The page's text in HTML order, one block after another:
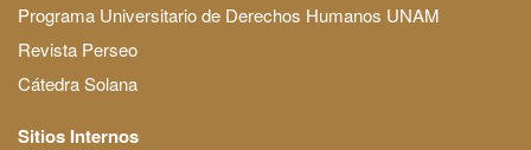
Programa Universitario de Derechos Humanos UNAM
Revista Perseo
Cátedra Solana
Sitios Internos